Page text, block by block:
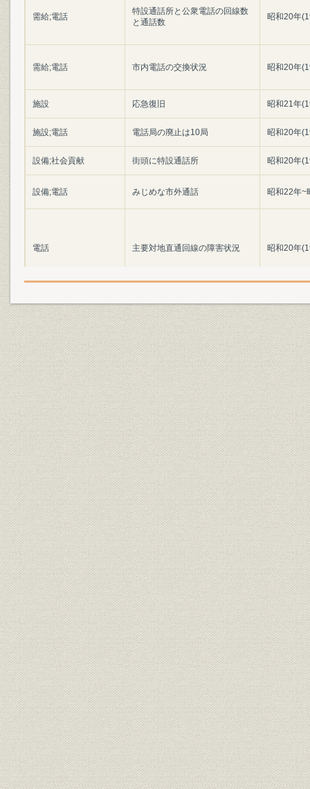
需給;電話
特設通話所と公衆電話の回線数
と通話数
昭和20年
需給;電話 市内電話の交換状況 昭和20年
施設 応急復旧 昭和21年
施設;電話 電話局の廃止は10局 昭和20年
設備;社会貢献 街頭に特設通話所 昭和20年
設備;電話 みじめな市外通話 昭和22年~
電話 主要対地直通回線の障害状況 昭和20年
従業員
中央電話局の欠勤状況(昭
21.5.20~5.22の1日平均)
昭和21年
通信;災害 戦災局別加入電話復旧状況 昭和22年
電話;災害 戦災電話復旧状況 昭和23年
電話;施設
全国主要局における重要加入者
回線の障害状況(昭和21年4・
5・6月1ヵ月平均)
昭和21年
消費者;サービス 電話に対する公衆の声(全国) 昭和21年